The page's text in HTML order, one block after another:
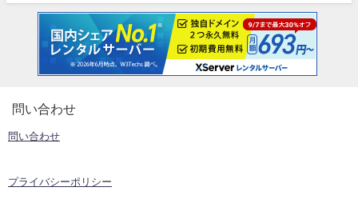
問い合わせ
問い合わせ
プライバシーポリシー